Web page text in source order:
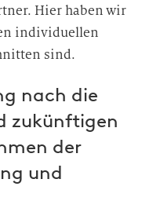
Hier haben wir
individuellen
sind.
nach die
zukünftigen
der
und